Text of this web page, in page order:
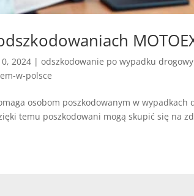
2024 |odszkodowanie po wypadku
w-polsce
osobom poszkodowanym w
temu poszkodowani mogą skupić się na